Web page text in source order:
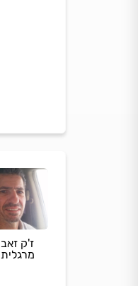
ז'ק זאב
מרגלית